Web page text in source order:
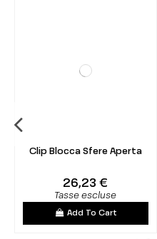
Clip Blocca Sfere Aperta
26,23 €
Tasse escluse
Add To Cart